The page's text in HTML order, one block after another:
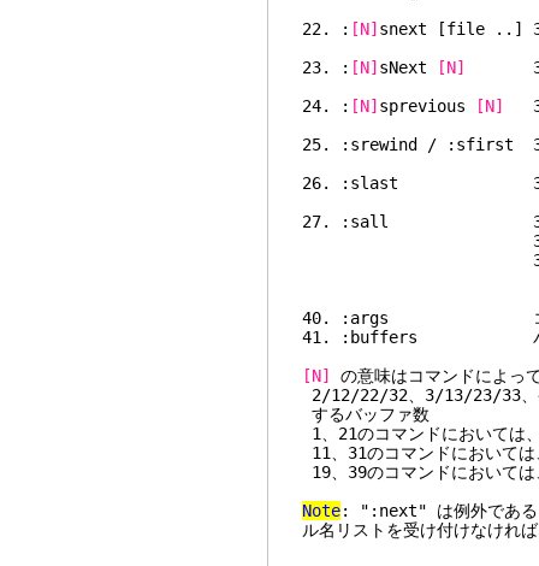
22. : [N] snext [file ..]
23. : [N] sNext [N]
24. : [N] sprevious [N]
25. :srewind / :sfirst
26. :slast 36.
27. :sall 37:
38. :sunhide
39.
40. :args コマン
41. :buffers バッ
[N]
の意味はコマンドによっ
2/12/22/32、3/13/23/33、
するバッファ数
1、21のコマンドにおいては
11、31のコマンドにおいては
19、39のコマンドにおいては
Note: ":next" は例外である
ル名リストを受け付けなけれ